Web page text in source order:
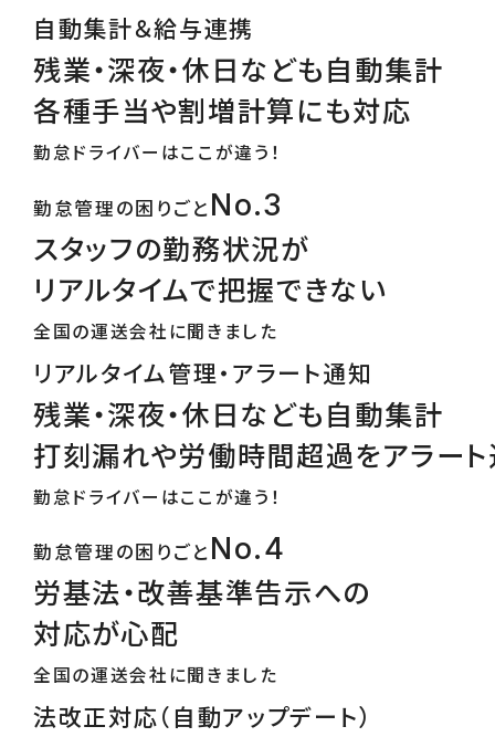
自動集計＆給与連携
残業・深夜・休日なども自動集計
各種手当や割増計算にも対応
勤怠ドライバーはここが違う！
勤怠管理の困りごと No.3
スタッフの勤務状況が
リアルタイムで把握できない
全国の運送会社に聞きました
リアルタイム管理・アラート通知
残業・深夜・休日なども自動集計
打刻漏れや労働時間超過をアラー
勤怠ドライバーはここが違う！
勤怠管理の困りごと No.4
労基法・改善基準告示への
対応が心配
全国の運送会社に聞きました
法改正対応（自動アップデート）